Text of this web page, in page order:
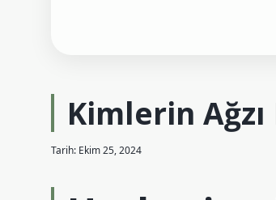
Kimlerin
Tarih: Ekim 25, 2024